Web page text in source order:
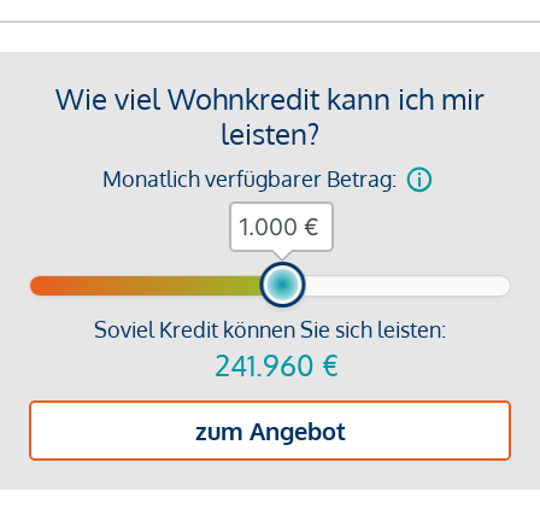
Wie viel Wohnkredit kann ich mir
leisten?
Monatlich verfügbarer Betrag:
Soviel Kredit können Sie sich leisten:
241.960 €
zum Angebot
€